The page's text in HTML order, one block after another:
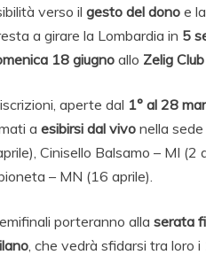
verso il gesto del dono e
a girare la Lombardia in 5
18 giugno allo Zelig
aperte dal 1° al 28
a esibirsi dal vivo nella
Cinisello Balsamo – MI
– MN (16 aprile).
porteranno alla serata
, che vedrà sfidarsi tra loro i